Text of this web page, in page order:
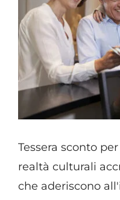
Tessera sconto
realtà culturali
che aderiscono